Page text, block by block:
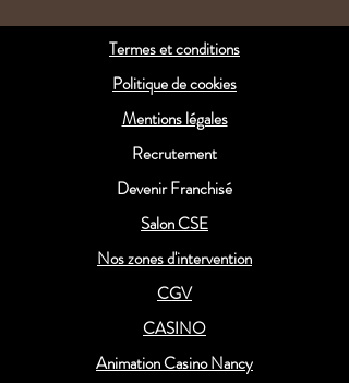
Termes et conditions
Politique de cookies
Mentions légales
Recrutement
Devenir Franchisé
Salon CSE
Nos zones d'intervention
CGV
CASINO
Animation Casino Nancy